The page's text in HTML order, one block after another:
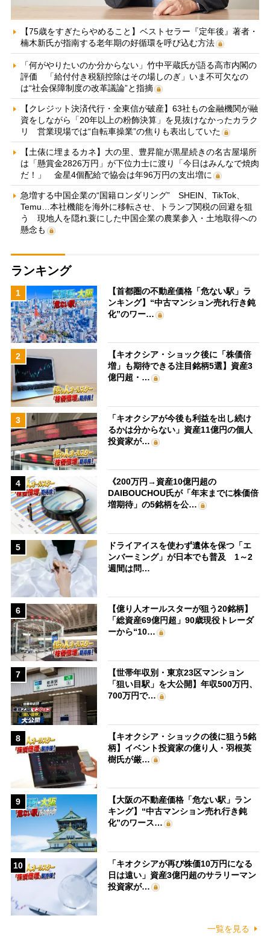
【75歳をすぎたらやめること】ベストセラー『定年後』著者・
楠木新氏が指南する老年期の好循環を呼び込む方法
「何がやりたいのか分からない」竹中平蔵氏が語る高市内閣の
評価 「給付付き税額控除はその場しのぎ」いま不可欠なの
は“社会保障制度の改革議論”と指摘
【クレジット決済代行・全東信が破産】63社もの金融機関が融
資をしながら「20年以上の粉飾決算」を見抜けなかったカラク
リ 営業現場では“自転車操業”の焦りも表出していた
【土俵に埋まるカネ】大の里、豊昇龍が黒星続きの名古屋場所
は「懸賞金2826万円」が下位力士に渡り「今日はみんなで焼肉
だ！」 金星4個配給で協会は年96万円の支出増に
急増する中国企業の“国籍ロンダリング” SHEIN、TikTok、
Temu…本社機能を海外に移転させ、トランプ関税の回避を狙
う 現地人を隠れ蓑にした中国企業の農業参入・土地取得への
懸念も
ランキング
1
【首都圏の不動産価格「危ない駅」ラ
ンキング】“中古マンション売れ行き鈍
化”のワー…
2
【キオクシア・ショック後に「株価倍
増」も期待できる注目銘柄5選】資産3
億円超・…
3
「キオクシアが今後も利益を出し続け
るかは分からない」資産11億円の個人
投資家が…
4
《200万円→資産10億円超の
DAIBOUCHOU氏が「年末までに株価倍
増期待」の5銘柄を公…
5
ドライアイスを使わず遺体を保つ「エ
ンバーミング」が日本でも普及 1～2
週間は問…
6
【億り人オールスターが狙う20銘柄】
「総資産69億円超」90歳現役トレーダ
ーから“10…
7
【世帯年収別・東京23区マンション
「狙い目駅」を大公開】年収500万円、
700万円で…
8
【キオクシア・ショックの後に狙う5銘
柄】イベント投資家の億り人・羽根英
樹氏が厳…
9
【大阪の不動産価格「危ない駅」ラン
キング】“中古マンション売れ行き鈍
化”のワース…
10
「キオクシアが再び株価10万円になる
日は遠い」資産3億円超のサラリーマン
投資家が…
一覧を見る